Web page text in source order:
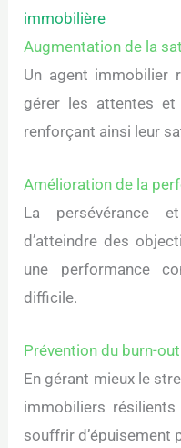
immobilière
Augmentation de la
Un agent immobilier
gérer les attentes
renforçant ainsi leur
Amélioration de la
La persévérance
d’atteindre des
une performance
difficile.
Prévention du burn-
En gérant mieux le
immobiliers
souffrir d’épuisement